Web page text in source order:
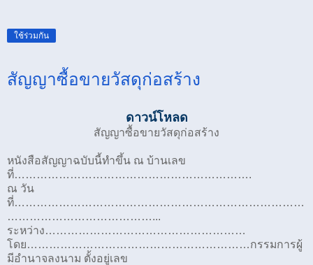
ใช้ร่วมกัน
สัญญาซื้อขายวัสดุก่อสร้าง
ดาวน์โหลด
สัญญาซื้อขายวัสดุก่อสร้าง
หนังสือสัญญาฉบับนี้ทำขึ้น ณ บ้านเลข
ที่……………………………………………………….
ณ วัน
ที่……………………………………………………………………
…………………………………...
ระหว่าง………………………………………………
โดย……………………………………………………กรรมการผู้
มีอำนาจลงนาม ตั้งอยู่เลข